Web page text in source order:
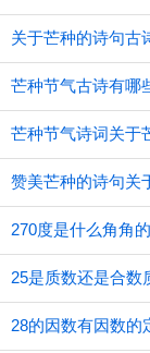
关于芒种的诗句古
芒种节气古诗有哪
芒种节气诗词关于
赞美芒种的诗句关
270度是什么角角
25是质数还是合数
28的因数有因数的